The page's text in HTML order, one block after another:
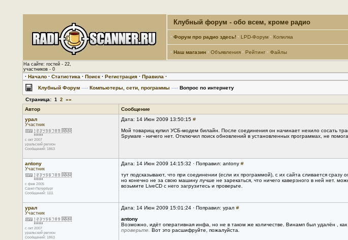
Клубный форум - обо всем, кроме радио
· Форум про радио здесь! · LPD-Форум · Копилка
· Наш магазин · Объявления · Рейтинг · Файлы
На сайте: гостей - 22,
участников - 0
· Начало· Статистика · Поиск· Регистрация· Правила ·
Клубный Форум —› Компьютеры, сети, программы —›Вопрос по интернету
Страница: 1 2 »»
Автор
Сообщение
урал
Участник
с окт 2007
уральский регион
Сообщений: 1863
Дата: 14 Июн 2009 13:50:15 #
Мой товарищ купил УСБ-модем билайн. После соединения он начинает нехило сосать
Spyware - ничего нет. Отключил поиск обновлений в установленных программах, не
antony
Участник
с фев 2005
Санкт-Петербург
Сообщений: 1111
Дата: 14 Июн 2009 14:15:32 · Поправил: antony #
тут подсказывают, что при соединении (если их программой), с их сайта сливается сразу
но конечно не за свою машину лучше не зарекаться, что ничего каверзного в ней нет.
возьмите LiveCD с него загрузитесь и проверьте.
урал
Участник
с окт 2007
уральский регион
Сообщений: 1863
Дата: 14 Июн 2009 15:01:24 · Поправил: урал #
antony
Возможно, идёт оперативная инфа, но не в таком же количестве. Винамп был удалён ,
проверьте.
Вот это расшифруйте, пожалуйста.